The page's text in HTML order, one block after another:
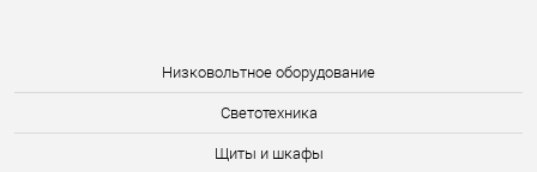
Низковольтное оборудование
Светотехника
Щиты и шкафы